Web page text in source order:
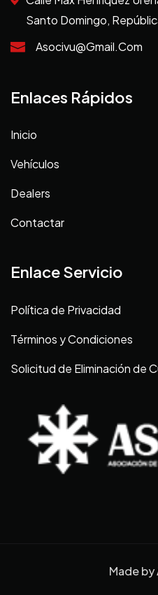
Santo Domingo,
Asocivu@gmail.com
Enlaces Rápidos
Inicio
Vehículos
Dealers
Contactar
Enlace Servicio
Política de Privacidad
Términos y Condiciones
Solicitud de Eliminación de
Made by